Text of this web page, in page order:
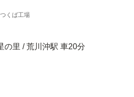
くば工場
の里 / 荒川沖駅 車20分